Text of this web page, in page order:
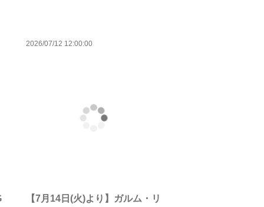
2026/07/12 12:00:00
【7月14日(火)より】ガルム・リ